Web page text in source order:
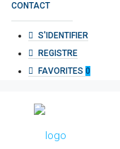
CONTACT
S'IDENTIFIER
REGISTRE
FAVORITES 0